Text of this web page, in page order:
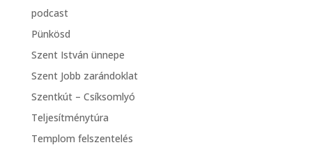
podcast
Pünkösd
Szent István ünnepe
Szent Jobb zarándoklat
Szentkút – Csíksomlyó
Teljesítménytúra
Templom felszentelés